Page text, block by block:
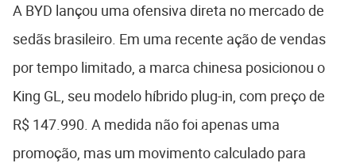
A BYD lançou uma ofensiva direta no mercado de
sedãs brasileiro. Em uma recente ação de vendas
por tempo limitado, a marca chinesa posicionou o
King GL, seu modelo híbrido plug-in, com preço de
R$ 147.990. A medida não foi apenas uma
promoção, mas um movimento calculado para